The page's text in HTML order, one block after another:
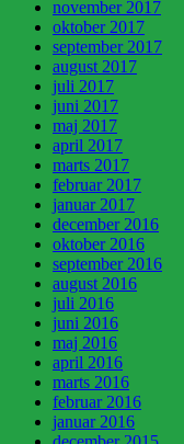
november 2017
oktober 2017
september 2017
august 2017
juli 2017
juni 2017
maj 2017
april 2017
marts 2017
februar 2017
januar 2017
december 2016
oktober 2016
september 2016
august 2016
juli 2016
juni 2016
maj 2016
april 2016
marts 2016
februar 2016
januar 2016